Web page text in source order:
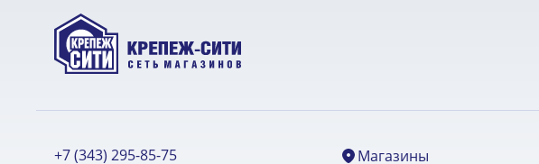
+7 (343) 295-85-75
Магазины